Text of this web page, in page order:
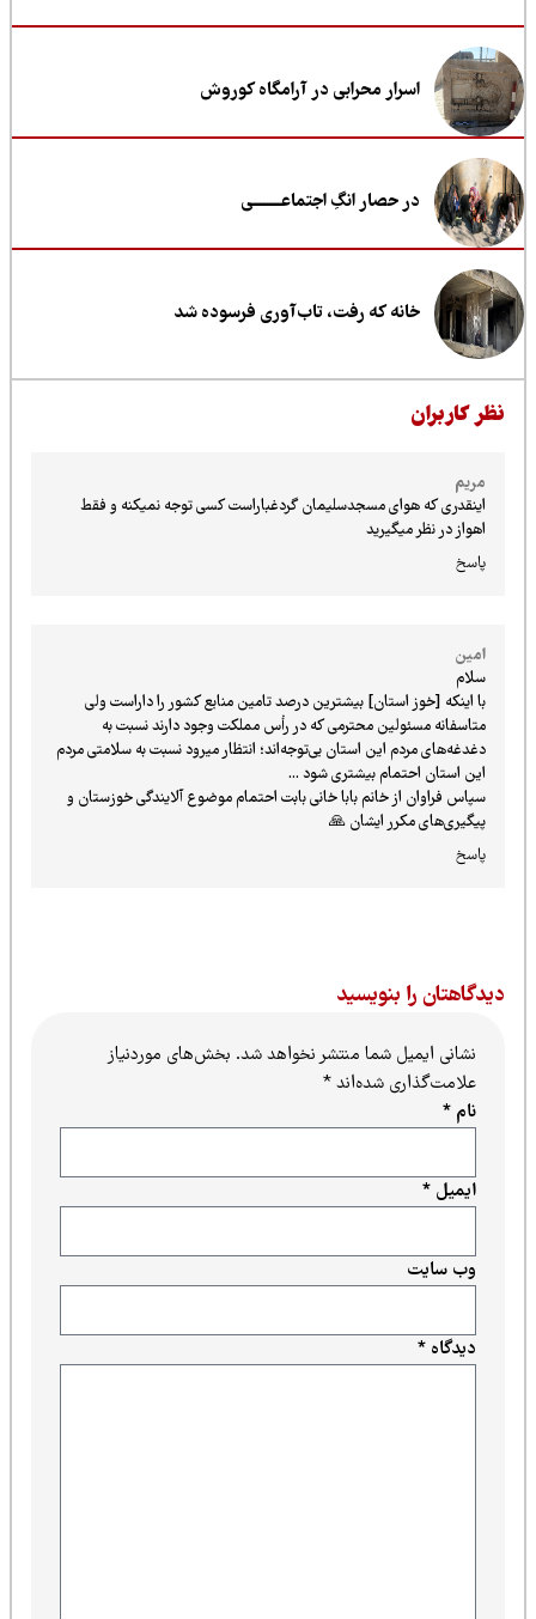
اسرار محرابی در آرامگاه کوروش
در حصار انگِ اجتماعــــــــی
خانه که رفت، تاب‌آوری فرسوده شد
کاربران
اینقدری که هوای مسجدسلیمان گردغباراست کسی توجه نمیکنه و فقط
اهواز در نظر میگیرید
با اینکه [خوز استان] بیشترین درصد تامین منابع کشور را داراست ولی
متاسفانه مسئولین محترمی که در رأس مملکت وجود دارند نسبت به
دغدغه‌های مردم این استان بی‌توجه‌اند؛ انتظار میرود نسبت به سلامتی مردم
این استان احتمام بیشتری شود ...
سپاس فراوان از خانم بابا خانی بابت احتمام موضوع آلایندگی خوزستان و
پیگیری‌های مکرر ایشان 🙏
را بنویسید
نشانی ایمیل شما منتشر نخواهد شد.بخش‌های موردنیاز
علامت‌گذاری شده‌اند*
دیدگاه*
ایمیل*
وب‌ سایت